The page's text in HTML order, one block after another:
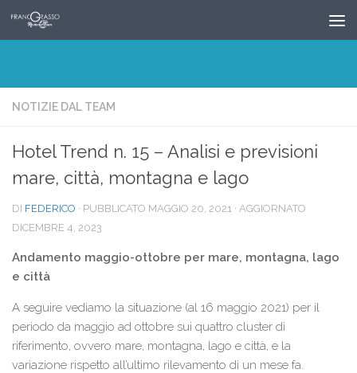
Salta al contenuto
NOTIZIE DAL TEAM
Hotel Trend n. 15 – Analisi e previsioni
mare, città, montagna e lago
DI FEDERICO · PUBBLICATO MAGGIO 20, 2021 · AGGIORNATO
DICEMBRE 4, 2023
Andamento maggio-ottobre per mare, montagna, lago
e città
A seguire vediamo la situazione (al 16 maggio 2021) per il
periodo da maggio ad ottobre sui quattro cluster di
riferimento, ovvero mare, montagna, lago e città, e la
variazione rispetto all’ultimo rilevamento di un mese fa.